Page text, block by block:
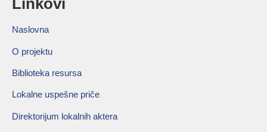
Linkovi
Naslovna
O projektu
Biblioteka resursa
Lokalne uspešne priče
Direktorijum lokalnih aktera